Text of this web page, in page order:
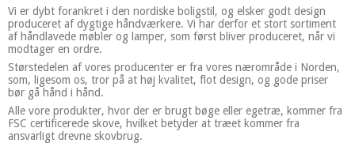
Vi er dybt forankret i den nordiske boligstil, og elsker godt design
produceret af dygtige håndværkere. Vi har derfor et stort sortiment
af håndlavede møbler og lamper, som først bliver produceret, når vi
modtager en ordre.
Størstedelen af vores producenter er fra vores nærområde i Norden,
som, ligesom os, tror på at høj kvalitet, flot design, og gode priser
bør gå hånd i hånd.
Alle vore produkter, hvor der er brugt bøge eller egetræ, kommer fra
FSC certificerede skove, hvilket betyder at træet kommer fra
ansvarligt drevne skovbrug.